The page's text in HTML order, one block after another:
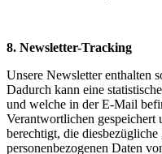
8. Newsletter-Tracking
Unsere Newsletter enthalten
Dadurch kann eine
und welche in der E-Mail
Verantwortlichen gespeichert
berechtigt, die
personenbezogenen Daten